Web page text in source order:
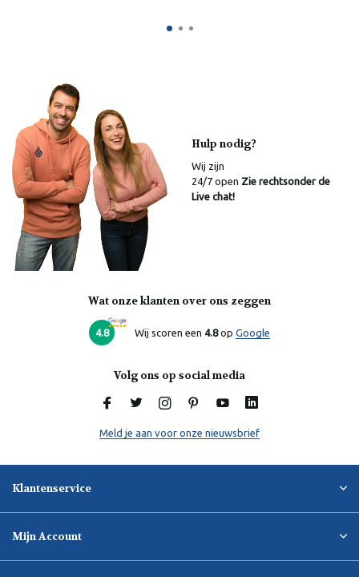
Hulp nodig?
Wij zijn
24/7 open Zie rechtsonder de
Live chat!
Wat onze klanten over ons zeggen
4.8 Wij scoren een 4.8op Google
Volg ons op social media
Meld je aan voor onze nieuwsbrief
Klantenservice
Mijn Account
Online